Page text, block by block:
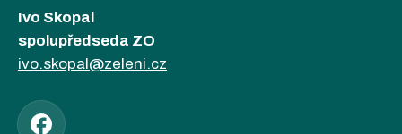
Ivo Skopal
spolupředseda ZO
ivo.skopal@zeleni.cz